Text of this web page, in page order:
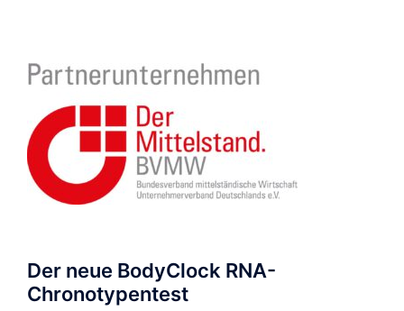
Der neue BodyClock RNA-
Chronotypentest